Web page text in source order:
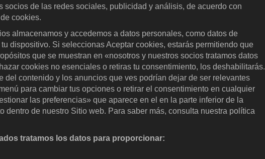
socios de las redes sociales, publicidad y análisis, de acuerdo con
cookies.
almacenamos y accedemos a datos personales, como datos de
dispositivo. Si seleccionas Aceptar cookies, estarás permitiendo que
que se muestran en «nosotros y nuestros socios tratamos datos
cookies no esenciales o retiras tu consentimiento, los deshabilitarás.
del contenido y los anuncios que ves podrían dejar de ser relevantes
para cambiar tus opciones o retirar el consentimiento en cualquier
las preferencias» que aparece en el en la parte inferior de la
dentro de nuestro Sitio web. Para saber más, consulta nuestra política
tratamos los datos para proporcionar: